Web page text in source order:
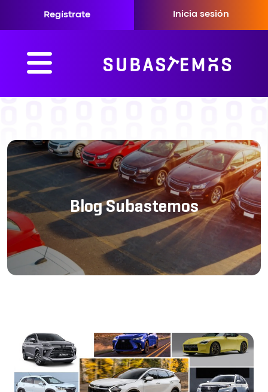
Regístrate Inicia sesión
Blog Subastemos